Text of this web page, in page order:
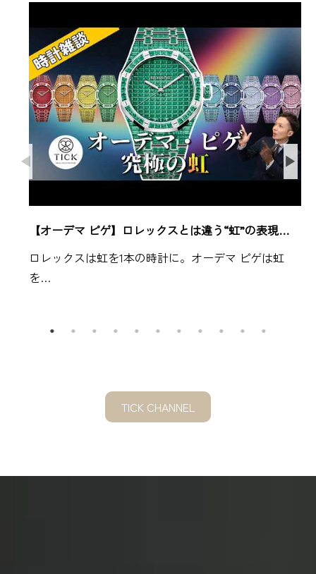
【オーデマ ピゲ】ロレックスとは違う“虹”の表現…
ロレックスは虹を1本の時計に。オーデマ ピゲは虹
を…
TICK CHANNEL